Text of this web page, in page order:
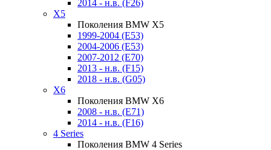
2014 - н.в. (F26)
X5
Поколения BMW X5
1999-2004 (E53)
2004-2006 (E53)
2007-2012 (E70)
2013 - н.в. (F15)
2018 - н.в. (G05)
X6
Поколения BMW X6
2008 - н.в. (E71)
2014 - н.в. (F16)
4 Series
Поколения BMW 4 Series